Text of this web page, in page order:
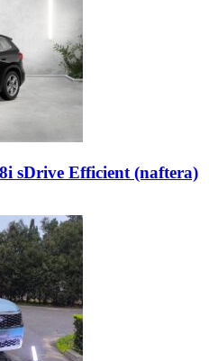
sDrive Efficient (naftera)